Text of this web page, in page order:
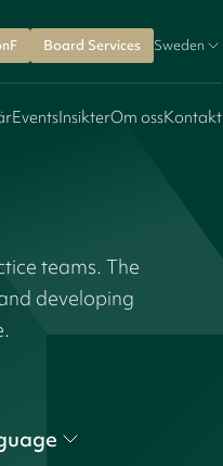
Board Services Sweden
EventsInsikterOm ossKontakt
teams. The
developing